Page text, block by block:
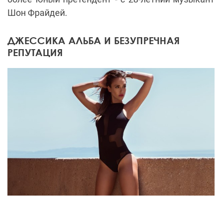
Шон Фрайдей.
ДЖЕССИКА АЛЬБА И БЕЗУПРЕЧНАЯ
РЕПУТАЦИЯ